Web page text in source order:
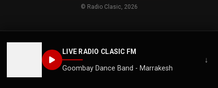
LIVE RADIO CLASIC FM
Goombay Dance Band - Marrakesh
↓
© Radio Clasic, 2026